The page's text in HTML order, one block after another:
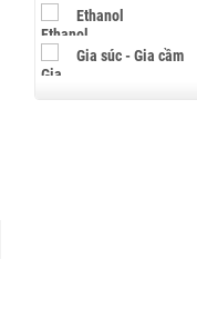
Ethanol
Gia súc - Gia cầm